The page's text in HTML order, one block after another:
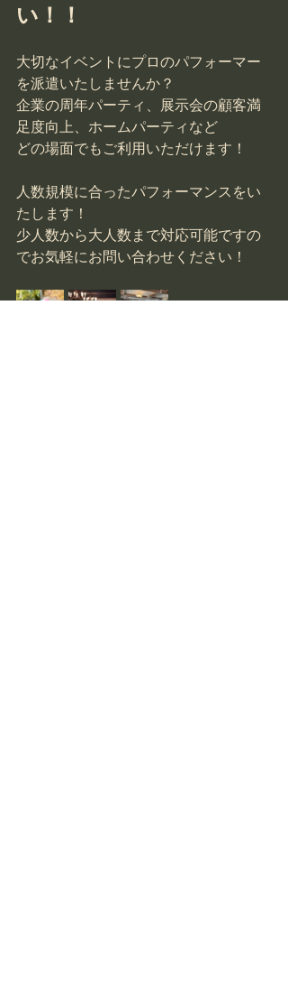
い！！
大切なイベントにプロのパフォーマー
を派遣いたしませんか？
企業の周年パーティ、展示会の顧客満
足度向上、ホームパーティなど
どの場面でもご利用いただけます！
人数規模に合ったパフォーマンスをい
たします！
少人数から大人数まで対応可能ですの
でお気軽にお問い合わせください！